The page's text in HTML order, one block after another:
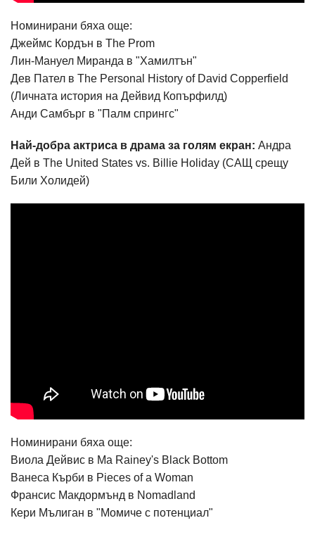
Номинирани бяха още:
Джеймс Кордън в The Prom
Лин-Мануел Миранда в "Хамилтън"
Дев Пател в The Personal History of David Copperfield
(Личната история на Дейвид Копърфилд)
Анди Самбърг в "Палм спрингс"
Най-добра актриса в драма за голям екран: Андра
Дей в The United States vs. Billie Holiday (САЩ срещу
Били Холидей)
Номинирани бяха още:
Виола Дейвис в Ma Rainey's Black Bottom
Ванеса Кърби в Pieces of a Woman
Франсис Макдормънд в Nomadland
Кери Мълиган в "Момиче с потенциал"